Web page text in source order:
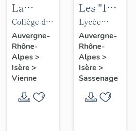
La
collection
d'art
contemporain
du
collège
François-
Ponsard
Collège de
jésuites,
puis
institut
national,
centrale
Auvergne-
Rhône-
Alpes>
Isère >
Vienne
Les "1%
artistiques"
du lycée
Roger-
Deschaux
Lycée
technique
et collège
technique,
technique
Auvergne-
Rhône-
Alpes>
Isère >
Sassenage